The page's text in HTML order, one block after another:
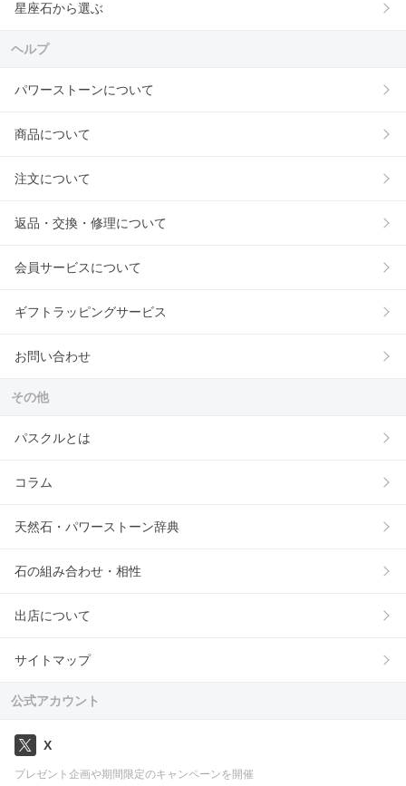
星座石から選ぶ
ヘルプ
パワーストーンについて
商品について
注文について
返品・交換・修理について
会員サービスについて
ギフトラッピングサービス
お問い合わせ
その他
パスクルとは
コラム
天然石・パワーストーン辞典
石の組み合わせ・相性
出店について
サイトマップ
公式アカウント
X
プレゼント企画や期間限定のキャンペーンを開催